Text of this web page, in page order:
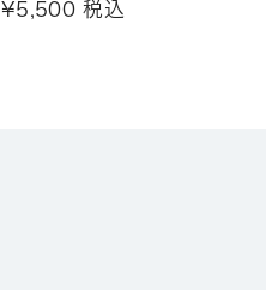
¥5,500 税込